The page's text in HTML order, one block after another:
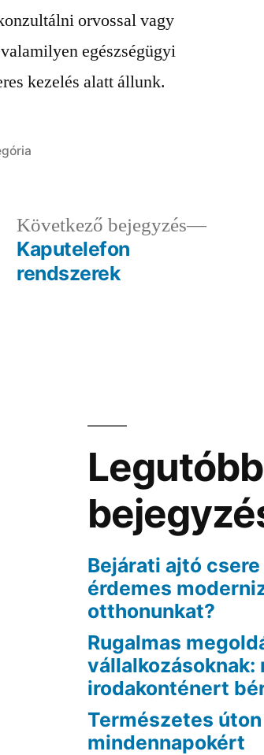
orvossal vagy
egészségügyi
kezelés alatt állunk.
Következő bejegyzés
Kaputelefon
rendszerek
Bejárati ajtó
érdemes
otthonunkat?
Rugalmas
vállalkozásoknak:
irodakonténert
Természetes
mindennapokért